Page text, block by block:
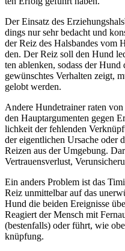
Der Ein­satz des
dings nur sehr bedacht und
der Reiz des Hals­ban­des vom
den. Der Reiz soll den Hund
ten ablen­ken, sodass der
gewünsch­tes Ver­hal­ten zeigt,
gelobt wer­den.
Ande­re Hun­de­trai­ner raten
den Haupt­ar­gu­men­ten gegen
lich­keit der feh­len­den
der eigent­li­chen Ursa­che oder
Rei­zen aus der Umge­bung.
Ver­trau­ens­ver­lust,
Ein anders Pro­blem ist das
Reiz unmit­tel­bar auf das
Hund die bei­den Ereig­nis­se
Reagiert der Mensch mit
(bes­ten­falls) oder führt, wie
knüp­fung.